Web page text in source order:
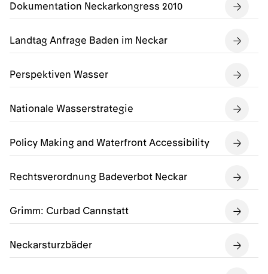
Dokumentation Neckarkongress 2010
Landtag Anfrage Baden im Neckar
Perspektiven Wasser
Nationale Wasserstrategie
Policy Making and Waterfront Accessibility
Rechtsverordnung Badeverbot Neckar
Grimm: Curbad Cannstatt
Neckarsturzbäder